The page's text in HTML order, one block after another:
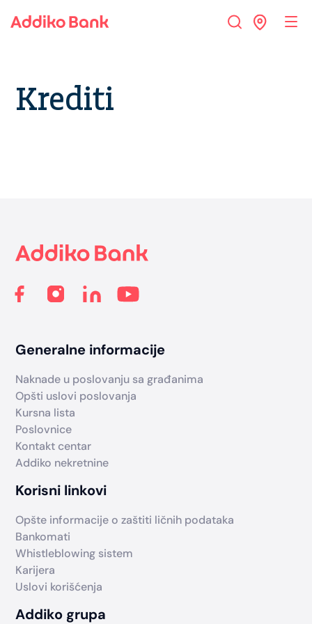
Krediti
Generalne informacije
Naknade u poslovanju sa građanima
Opšti uslovi poslovanja
Kursna lista
Poslovnice
Kontakt centar
Addiko nekretnine
Korisni linkovi
Opšte informacije o zaštiti ličnih podataka
Bankomati
Whistleblowing sistem
Karijera
Uslovi korišćenja
Addiko grupa